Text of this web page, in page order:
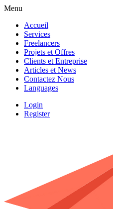
Menu
Accueil
Services
Freelancers
Projets et Offres
Clients et Entreprise
Articles et News
Contactez Nous
Languages
Login
Register